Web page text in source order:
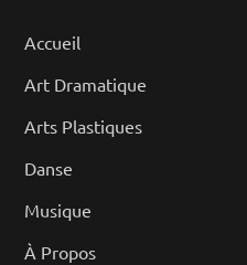
Accueil
Art Dramatique
Arts Plastiques
Danse
Musique
À Propos